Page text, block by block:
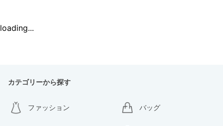
loading...
カテゴリーから探す
ファッション バッグ